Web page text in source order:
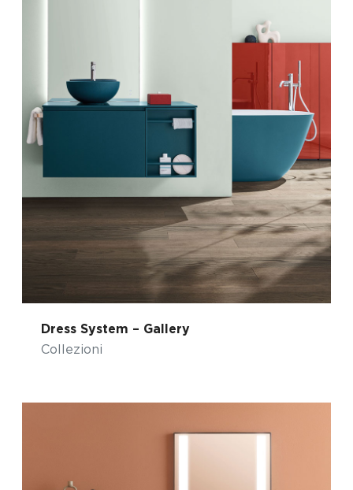
Dress System – Gallery
Collezioni